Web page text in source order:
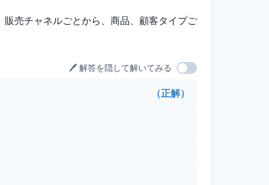
売チャネルごとから、商品、顧客タイプご
🖊️ 解答を隠して解いてみる
（正解）